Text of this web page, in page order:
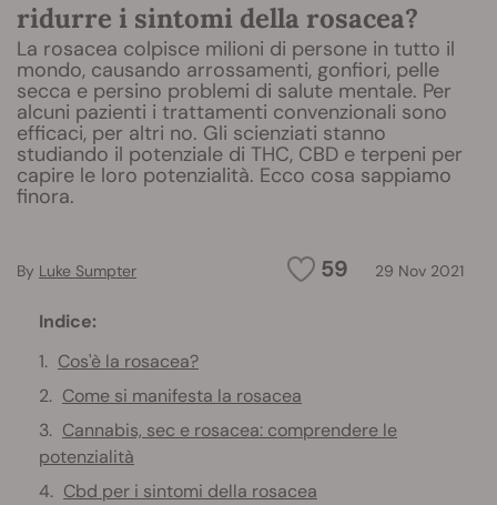
ridurre i sintomi della rosacea?
La rosacea colpisce milioni di persone in tutto il
mondo, causando arrossamenti, gonfiori, pelle
secca e persino problemi di salute mentale. Per
alcuni pazienti i trattamenti convenzionali sono
efficaci, per altri no. Gli scienziati stanno
studiando il potenziale di THC, CBD e terpeni per
capire le loro potenzialità. Ecco cosa sappiamo
finora.
59 29 Nov 2021
By Luke Sumpter
Indice:
Cos'è la rosacea?
Come si manifesta la rosacea
Cannabis, sec e rosacea: comprendere le
potenzialità
Cbd per i sintomi della rosacea